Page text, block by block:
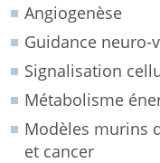
Angiogenèse
Guidance neuro-
Signalisation
Métabolisme
Modèles murins
et cancer